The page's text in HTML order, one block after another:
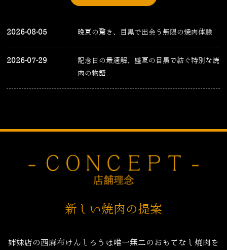
2026-08-05 晩夏の驚き、目黒で出会う無限の焼肉体験
2026-07-29
記念日の最適解、盛夏の目黒で紡ぐ特別な焼
肉の物語
新しい焼肉の提案
姉妹店の西麻布けんしろうは唯一無二のおもてなし焼肉を